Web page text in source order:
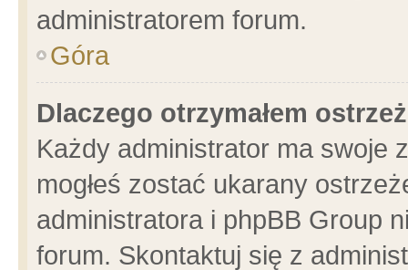
administratorem forum.
Góra
Dlaczego otrzymałem
Każdy administrator ma swoje
mogłeś zostać ukarany
administratora i phpBB Group
forum. Skontaktuj się z